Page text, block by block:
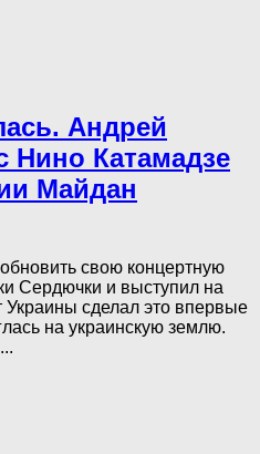
Андрей
Нино Катамадзе
Майдан
свою концертную
Сердючки и выступил на
Украины сделал это впервые
на украинскую землю.